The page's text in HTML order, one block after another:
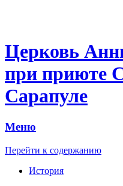
Церковь
при приюте
Сарапуле
Меню
Перейти к содержанию
История